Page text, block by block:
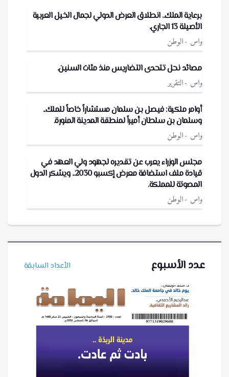
برعاية الملك.. انطلاق العرض الدولي لجمال الخيل العربية
الأصيلة 13 الجاري.
واس الوطن
مصائد نحل تتحدى التضاريس منذ مئات السنين.
واس التقرير
أوامر ملكية: فيصل بن سلمان مستشاراً خاصاً للملك..
وسلمان بن سلطان أميراً لمنطقة المدينة المنورة.
واس الوطن
مجلس الوزراء يعرب عن تقديره لجهود ولي العهد في
قيادة ملف استضافة معرض إكسبو 2030.. ويشكر الدول
المصوتة للمملكة.
واس الوطن
عدد الأسبوع الأعداد السابقة